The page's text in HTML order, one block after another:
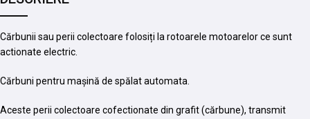
Cărbunii sau perii colectoare folosiți la rotoarele motoarelor ce sunt
actionate electric.
Cărbuni pentru mașină de spălat automata.
Aceste perii colectoare cofectionate din grafit (cărbune), transmit